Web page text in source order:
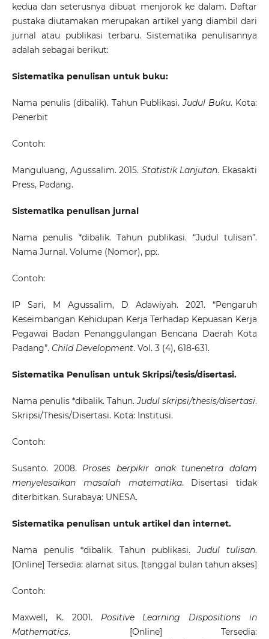
kedua dan seterusnya dibuat menjorok ke dalam. Daftar
pustaka diutamakan merupakan artikel yang diambil dari
jurnal atau publikasi terbaru. Sistematika penulisannya
adalah sebagai berikut:
Sistematika penulisan untuk buku:
Nama penulis (dibalik). Tahun Publikasi.Judul Buku. Kota:
Penerbit
Contoh:
Manguluang, Agussalim. 2015. Statistik Lanjutan. Ekasakti
Press, Padang.
Sistematika penulisan jurnal
Nama penulis *dibalik. Tahun publikasi. “Judul tulisan”.
Nama Jurnal. Volume (Nomor), pp:.
Contoh:
IP Sari, M Agussalim, D Adawiyah. 2021. “Pengaruh
Keseimbangan Kehidupan Kerja Terhadap Kepuasan Kerja
Pegawai Badan Penanggulangan Bencana Daerah Kota
Padang”. Child Development. Vol. 3 (4), 618-631.
Sistematika Penulisan untuk Skripsi/tesis/disertasi.
Nama penulis *dibalik. Tahun.Judul skripsi/thesis/disertasi.
Skripsi/Thesis/Disertasi. Kota: Institusi.
Contoh:
Susanto. 2008. Proses berpikir anak tunenetra dalam
menyelesaikan masalah matematika. Disertasi tidak
diterbitkan. Surabaya: UNESA.
Sistematika penulisan untuk artikel dan internet.
Nama penulis *dibalik. Tahun publikasi.Judul tulisan.
[Online] Tersedia: alamat situs. [tanggal bulan tahun akses]
Contoh:
Maxwell, K. 2001. Positive Learning Dispositions in
Mathematics. [Online] Tersedia: